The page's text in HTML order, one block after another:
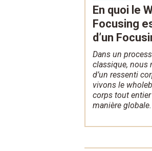
En quoi le
Focusing
d’un
Dans un
classique, nous
d’un ressenti
vivons le
corps tout
manière globale.